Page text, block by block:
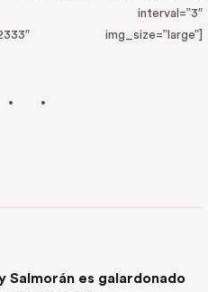
interval=”3″
img_size=”large”]
Salmorán es galardonado